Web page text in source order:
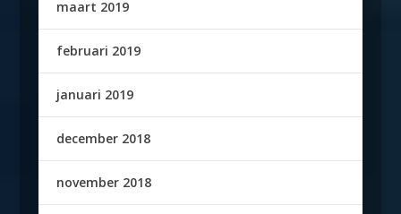
maart 2019
februari 2019
januari 2019
december 2018
november 2018